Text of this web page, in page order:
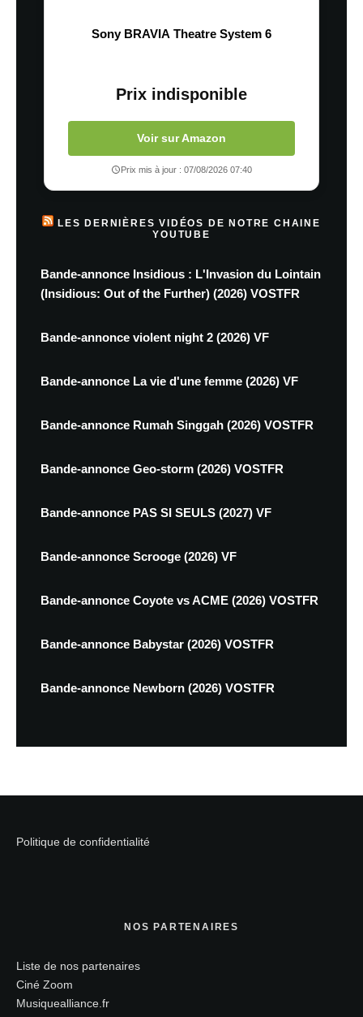
Sony BRAVIA Theatre System 6
Prix indisponible
Voir sur Amazon
Prix mis à jour : 07/08/2026 07:40
LES DERNIÈRES VIDÉOS DE NOTRE CHAINE
YOUTUBE
Bande-annonce Insidious : L'Invasion du Lointain
(Insidious: Out of the Further) (2026) VOSTFR
Bande-annonce violent night 2 (2026) VF
Bande-annonce La vie d'une femme (2026) VF
Bande-annonce Rumah Singgah (2026) VOSTFR
Bande-annonce Geo-storm (2026) VOSTFR
Bande-annonce PAS SI SEULS (2027) VF
Bande-annonce Scrooge (2026) VF
Bande-annonce Coyote vs ACME (2026) VOSTFR
Bande-annonce Babystar (2026) VOSTFR
Bande-annonce Newborn (2026) VOSTFR
Politique de confidentialité
NOS PARTENAIRES
Liste de nos partenaires
Ciné Zoom
Musiquealliance.fr